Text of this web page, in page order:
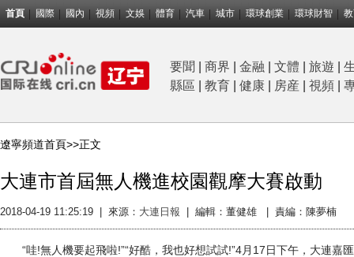
首頁 國際 國內 視頻 文娛 體育 汽車 城市 環球創業 環球財智
要聞 商界 金融 文體 旅遊
縣區
教育 健康 房産 視頻
遼寧頻道首頁>>正文
大連市首屆無人機進校園觀摩大賽啟動
2018-04-19 11:25:19 來源： 大連日報 編輯：董健雄 | 責編：陳夢楠
“哇!無人機要起飛啦!”“好酷，我也好想試試!”4月17日下午，大連嘉